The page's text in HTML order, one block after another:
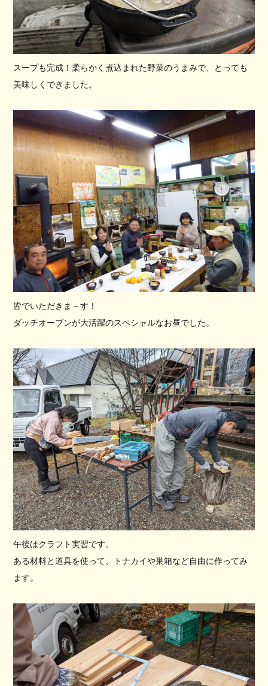
スープも完成！柔らかく煮込まれた野菜のうまみで、とっても
美味しくできました。
皆でいただきま～す！
ダッチオーブンが大活躍のスペシャルなお昼でした。
午後はクラフト実習です。
ある材料と道具を使って、トナカイや巣箱など自由に作ってみ
ます。